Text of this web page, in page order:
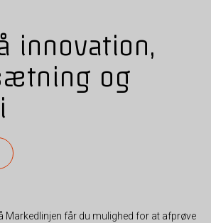
innovation,
og
Markedlinjen får du mulighed for at afprøve